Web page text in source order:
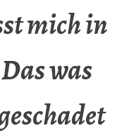
mich in
Das was